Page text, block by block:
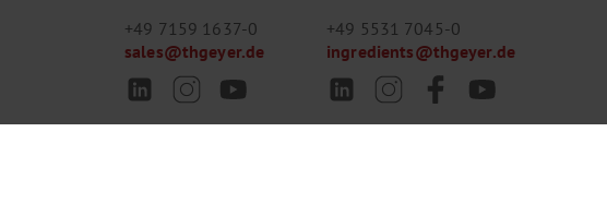
+49 7159 1637-0
sales@thgeyer.de
+49 5531 7045-0
ingredients@thgeyer.de